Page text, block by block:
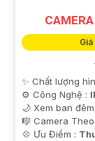
chuyên
phù hợp!
✨ Chất lượng
⚙ Công Nghệ :
🌙 Xem ban đêm
🎼️ Camera
️💠 Ưu Điểm :